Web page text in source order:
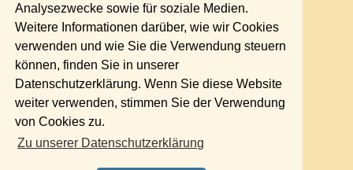
Analysezwecke sowie für soziale Medien.
Weitere Informationen darüber, wie wir Cookies
verwenden und wie Sie die Verwendung steuern
können, finden Sie in unserer
Datenschutzerklärung. Wenn Sie diese Website
weiter verwenden, stimmen Sie der Verwendung
von Cookies zu.
Zu unserer Datenschutzerklärung
Lichtenberg
Marzahn
Neukölln
Pankow
Reinickendorf
Schöneberg
Spandau
Steglitz
Tempelhof
Treptow
Umland Ost